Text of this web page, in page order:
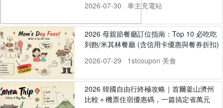
2026-07-30
車主充電站
2026 母親節餐廳訂位指南：Top 10 必吃吃
到飽/米其林餐廳 (含信用卡優惠與餐券折扣)
2026-07-29
1stcoupon 美食
2026 韓國自由行終極攻略｜首爾釜山濟州
比較＋機票住宿優惠碼，一篇搞定省萬元